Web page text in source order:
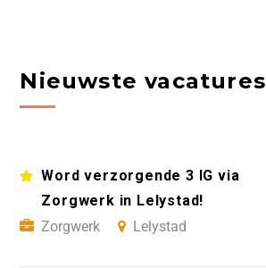
Nieuwste vacatures
Word verzorgende 3 IG via
Zorgwerk in Lelystad!
Zorgwerk
Lelystad